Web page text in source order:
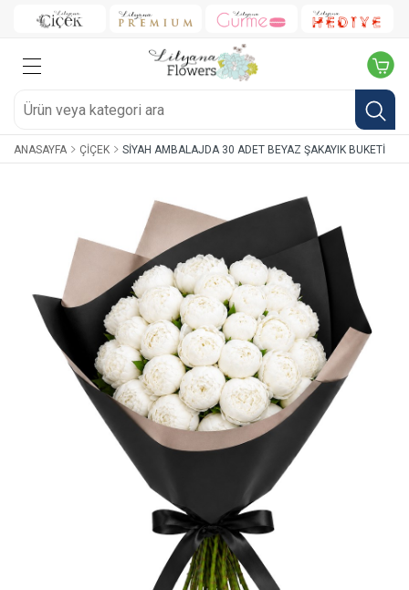
ANASAYFA ÇIÇEK SIYAH AMBALAJDA 30 ADET BEYAZ ŞAKAYIK BUKETI